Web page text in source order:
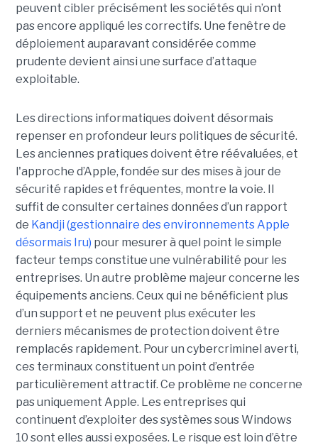
peuvent cibler précisément les sociétés qui n’ont
pas encore appliqué les correctifs. Une fenêtre de
déploiement auparavant considérée comme
prudente devient ainsi une surface d’attaque
exploitable.
Les directions informatiques doivent désormais
repenser en profondeur leurs politiques de sécurité.
Les anciennes pratiques doivent être réévaluées, et
l'approche d’Apple, fondée sur des mises à jour de
sécurité rapides et fréquentes, montre la voie. Il
suffit de consulter certaines données d’un rapport
de Kandji (gestionnaire des environnements Apple
désormais Iru) pour mesurer à quel point le simple
facteur temps constitue une vulnérabilité pour les
entreprises. Un autre problème majeur concerne les
équipements anciens. Ceux qui ne bénéficient plus
d’un support et ne peuvent plus exécuter les
derniers mécanismes de protection doivent être
remplacés rapidement. Pour un cybercriminel averti,
ces terminaux constituent un point d’entrée
particulièrement attractif. Ce problème ne concerne
pas uniquement Apple. Les entreprises qui
continuent d’exploiter des systèmes sous Windows
10 sont elles aussi exposées. Le risque est loin d’être